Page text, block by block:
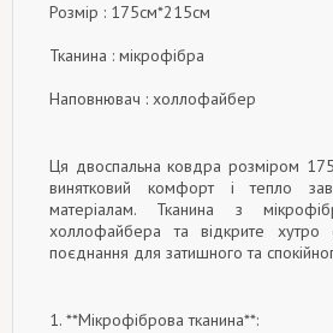
Розмір : 175см*215см
Тканина : мікрофібра
Наповнювач : холлофайбер
Ця двоспальна ковдра розміром
винятковий комфорт і тепло
матеріалам. Тканина з
холлофайбера та відкрите хутро
поєднання для затишного та
1. **Мікрофіброва тканина**: